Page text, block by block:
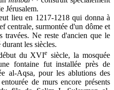
Jérusalem.
lieu en 1217-1218 qui donna à
centrale, surmontée d'un dôme et
travées. Ne reste d'ancien que le
les siècles.
du XVIe siècle, la mosquée
fontaine fut installée près de
al-Aqsa, pour les ablutions des
de murs encore présents